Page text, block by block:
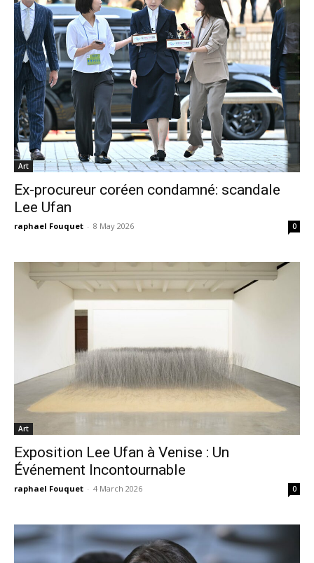
Art
Ex-procureur coréen condamné: scandale
Lee Ufan
raphael Fouquet - 8 May 2026 0
Art
Exposition Lee Ufan à Venise : Un
Événement Incontournable
raphael Fouquet - 4 March 2026 0